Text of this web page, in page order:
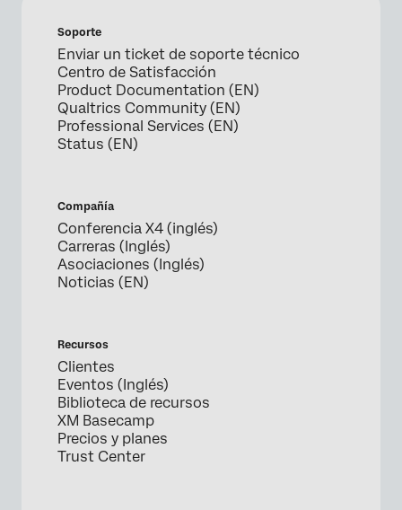
Soporte
Enviar un ticket de soporte técnico
Centro de Satisfacción
Product Documentation (EN)
Qualtrics Community (EN)
Professional Services (EN)
Status (EN)
Compañía
Conferencia X4 (inglés)
Carreras (Inglés)
Asociaciones (Inglés)
Noticias (EN)
Recursos
Clientes
Eventos (Inglés)
Biblioteca de recursos
XM Basecamp
Precios y planes
Trust Center